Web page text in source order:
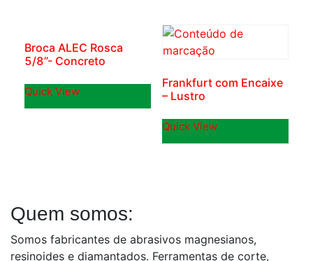
Broca ALEC Rosca
5/8”- Concreto
Quick View
Frankfurt com Encaixe
– Lustro
Quick View
Quem somos:
Somos fabricantes de abrasivos magnesianos,
resinoides e diamantados. Ferramentas de corte,